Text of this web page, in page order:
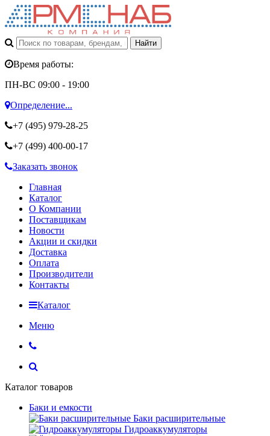
Время работы:
ПН-ВС 09:00 - 19:00
Определение...
+7 (495) 979-28-25
+7 (499) 400-00-17
Заказать звонок
Главная
Каталог
О Компании
Поставщикам
Новости
Акции и скидки
Доставка
Оплата
Производители
Контакты
Каталог
Меню
Каталог товаров
Баки и емкости
Баки расширительные
Гидроаккумуляторы